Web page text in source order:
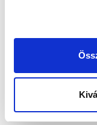
KÖVETKEZŐ